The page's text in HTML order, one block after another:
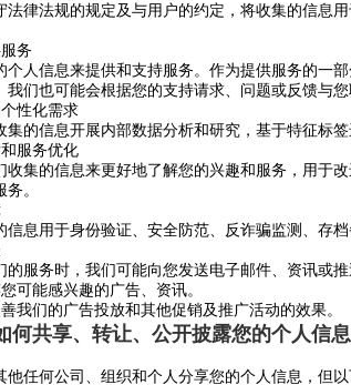
法律法规的规定及与用户的约定，将收集的信息
务
个人信息来提供和支持服务。作为提供服务的一
我们也可能会根据您的支持请求、问题或反馈与您
性化需求
集的信息开展内部数据分析和研究，基于特征标
服务优化
收集的信息来更好地了解您的兴趣和服务，用于
。
信息用于身份验证、安全防范、反诈骗监测、存档
的服务时，我们可能向您发送电子邮件、资讯或
可能感兴趣的广告、资讯。
我们的广告投放和其他促销及推广活动的效果。
何共享、转让、公开披露您的个人信息
他任何公司、组织和个人分享您的个人信息，但以